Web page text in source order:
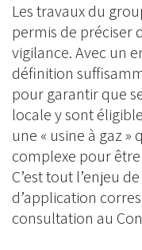
Les travaux du
permis de préciser
vigilance. Avec un
définition
pour garantir que
locale y sont
une « usine à gaz
complexe pour
C’est tout l’enjeu
d’application
consultation au